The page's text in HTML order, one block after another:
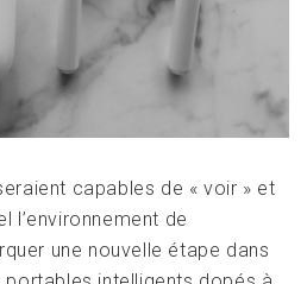
capables de « voir » et
l’environnement de
une nouvelle étape dans